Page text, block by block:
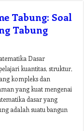
Tabung: Soal
Tabung
Dasar
kuantitas, struktur,
kompleks dan
yang kuat mengenai
dasar yang
adalah suatu bangun